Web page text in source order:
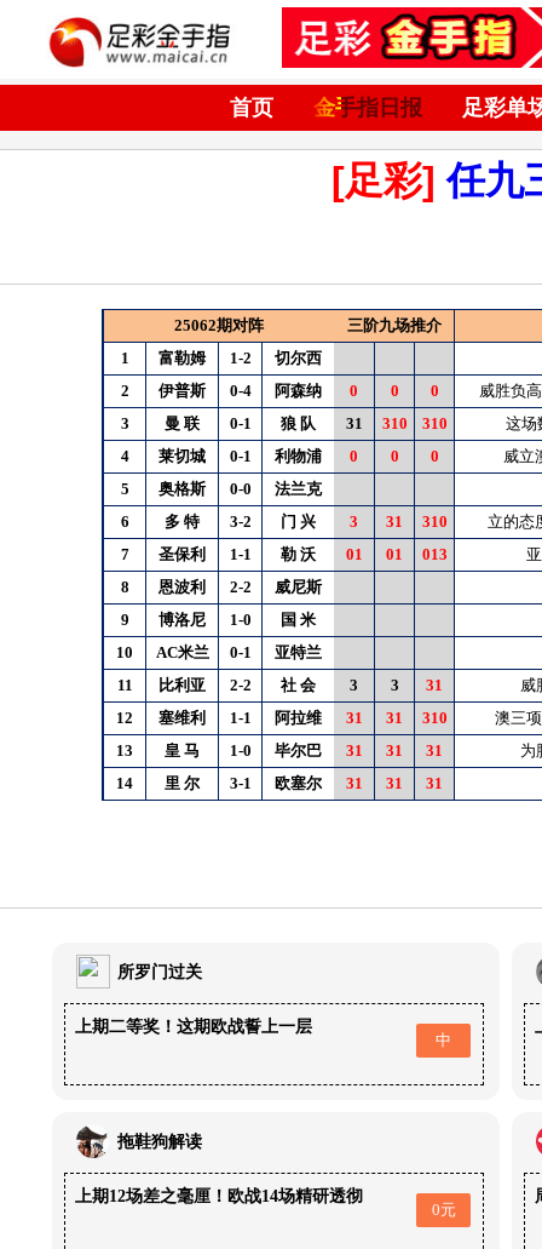
首页 金手指日报 足彩单
[足彩]任九
25062期对阵
三阶九场推介
1
富勒姆 1-2
切尔西
2
伊普斯 0-4 阿森纳 0 0 0
威胜负
3
曼 联 0-1 狼 队 31 310 310
这场
4
莱切城 0-1 利物浦 0 0 0
威立
5
奥格斯 0-0
法兰克
6
多 特 3-2 门 兴 3 31 310
立的态
7
圣保利 1-1 勒 沃 01 01 013
8
恩波利 2-2
威尼斯
9
博洛尼 1-0 国 米
10
AC米兰 0-1
亚特兰
11
比利亚 2-2 社 会 3 3 31
威
12
塞维利 1-1 阿拉维 31 31 310
澳三
13
皇 马 1-0 毕尔巴 31 31 31
为
14
里 尔 3-1 欧塞尔 31 31 31
所罗门过关
上期二等奖！这期欧战誓上一层
中
拖鞋狗解读
上期12场差之毫厘！欧战14场精研透彻
0元